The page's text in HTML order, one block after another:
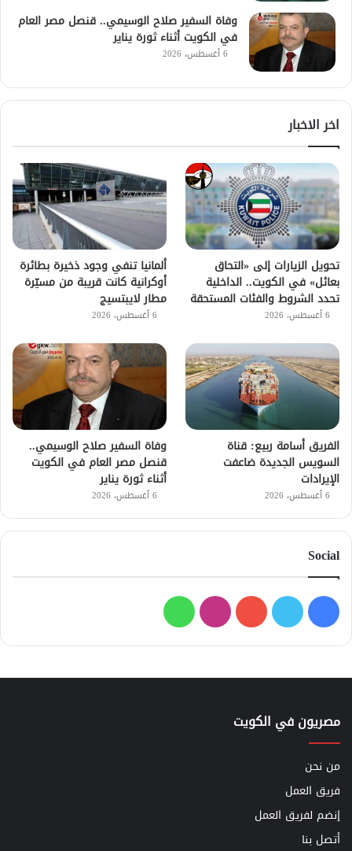
وفاة السفير صلاح الوسيمي.. قنصل مصر العام
في الكويت أثناء ثورة يناير
6 أغسطس، 2026
اخر الاخبار
تحويل الزيارات إلى «التحاق
بعائل» في الكويت.. الداخلية
تحدد الشروط والفئات المستحقة
6 أغسطس، 2026
ألمانيا تنفي وجود ذخيرة بطائرة
أوكرانية كانت قريبة من مسيّرة
مطار لايبتسيج
6 أغسطس، 2026
الفريق أسامة ربيع: قناة
السويس الجديدة ضاعفت
الإيرادات
6 أغسطس، 2026
وفاة السفير صلاح الوسيمي..
قنصل مصر العام في الكويت
أثناء ثورة يناير
6 أغسطس، 2026
Social
فيسبوك
تويتر يوتيوبانستقرامواتساب
مصريون في الكويت
من نحن
فريق العمل
إنضم لفريق العمل
أتصل بنا